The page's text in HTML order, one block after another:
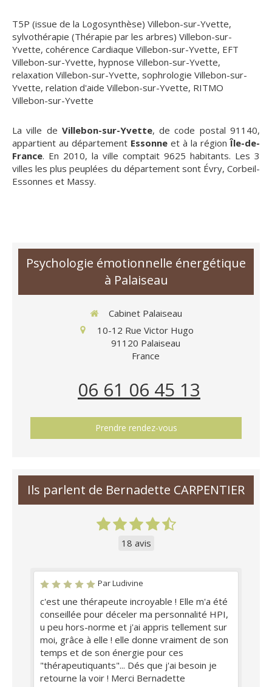
T5P (issue de la Logosynthèse) Villebon-sur-Yvette,
sylvothérapie (Thérapie par les arbres) Villebon-sur-
Yvette, cohérence Cardiaque Villebon-sur-Yvette, EFT
Villebon-sur-Yvette, hypnose Villebon-sur-Yvette,
relaxation Villebon-sur-Yvette, sophrologie Villebon-sur-
Yvette, relation d'aide Villebon-sur-Yvette, RITMO
Villebon-sur-Yvette
La ville de Villebon-sur-Yvette, de code postal 91140,
appartient au département Essonne et à la régionÎle-de-
France. En 2010, la ville comptait 9625 habitants. Les 3
villes les plus peuplées du département sont Évry, Corbeil-
Essonnes et Massy.
Psychologie émotionnelle énergétique
à Palaiseau
Cabinet Palaiseau
10-12 Rue Victor Hugo
91120 Palaiseau
France
06 61 06 45 13
Prendre rendez-vous
Ils parlent de Bernadette CARPENTIER
18 avis
Par Ludivine
c'est une thérapeute incroyable ! Elle m'a été
conseillée pour déceler ma personnalité HPI,
u peu hors-norme et j'ai appris tellement sur
moi, grâce à elle ! elle donne vraiment de son
temps et de son énergie pour ces
"thérapeutiquants"... Dés que j'ai besoin je
retourne la voir ! Merci Bernadette